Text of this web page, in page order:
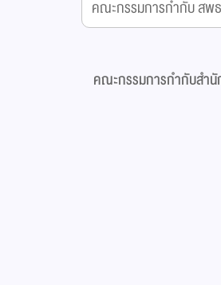
คณะกรรมการกำกับสำ